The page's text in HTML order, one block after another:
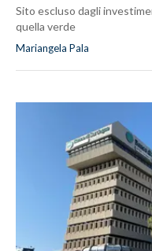
Sito escluso dagli
quella verde
Mariangela Pala